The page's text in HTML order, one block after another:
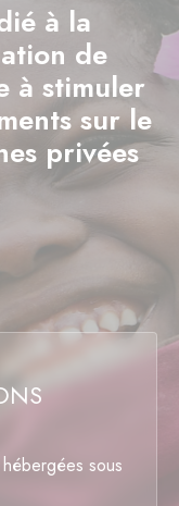
à la
de
à stimuler
sur le
privées
sous